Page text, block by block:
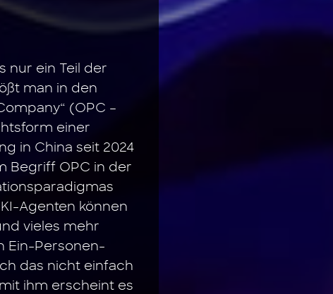
nur ein Teil der
man in den
(OPC –
einer
in China seit 2024
Begriff OPC in der
Agenten können
vieles mehr
Ein-Personen-
das nicht einfach
ihm erscheint es